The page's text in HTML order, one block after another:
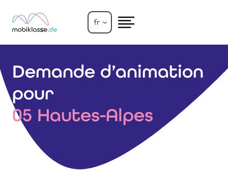
contenu
fr
Demande d’animation
pour
05 Hautes-Alpes